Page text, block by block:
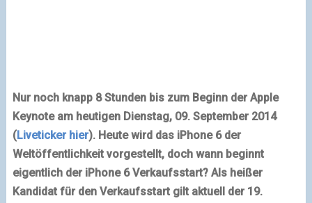
Nur noch knapp 8 Stunden bis zum Beginn der Apple
Keynote am heutigen Dienstag, 09. September 2014
(Liveticker hier). Heute wird das iPhone6 der
Weltöffentlichkeit vorgestellt, doch wann beginnt
eigentlich der iPhone 6 Verkaufsstart? Als heißer
Kandidat für den Verkaufsstart gilt aktuell der 19.